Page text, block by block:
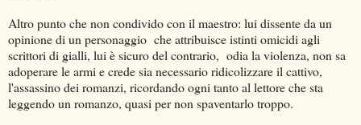
Altro punto che non condivido con il maestro: lui dissente da un
opinione di un personaggio che attribuisce istinti omicidi agli
scrittori di gialli, lui è sicuro del contrario, odia la violenza, non sa
adoperare le armi e crede sia necessario ridicolizzare il cattivo,
l'assassino dei romanzi, ricordando ogni tanto al lettore che sta
leggendo un romanzo, quasi per non spaventarlo troppo.